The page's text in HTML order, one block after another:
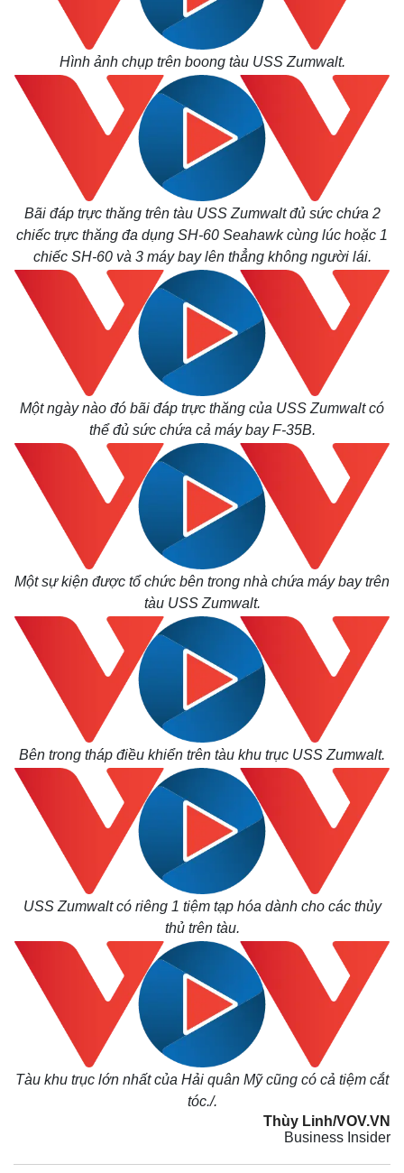
Kinh tế
Bất động sản
Khởi nghiệp
Thị trường
Giá vàng
Tiêu dùng
Tỷ giá
Chứng khoán
Giá cà phê
Hình ảnh chụp trên boong tàu USS Zumwalt.
Bãi đáp trực thăng trên tàu USS Zumwalt đủ sức chứa 2
chiếc trực thăng đa dụng SH-60 Seahawk cùng lúc hoặc 1
chiếc SH-60 và 3 máy bay lên thẳng không người lái.
Một ngày nào đó bãi đáp trực thăng của USS Zumwalt có
thể đủ sức chứa cả máy bay F-35B.
Một sự kiện được tổ chức bên trong nhà chứa máy bay trên
tàu USS Zumwalt.
Bên trong tháp điều khiển trên tàu khu trục USS Zumwalt.
USS Zumwalt có riêng 1 tiệm tạp hóa dành cho các thủy
thủ trên tàu.
Tàu khu trục lớn nhất của Hải quân Mỹcũng có cả tiệm cắt
tóc./.
Thùy Linh/VOV.VN
Business Insider